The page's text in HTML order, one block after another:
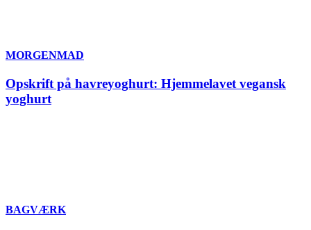
MORGENMAD
Opskrift på havreyoghurt: Hjemmelavet vegansk
yoghurt
BAGVÆRK